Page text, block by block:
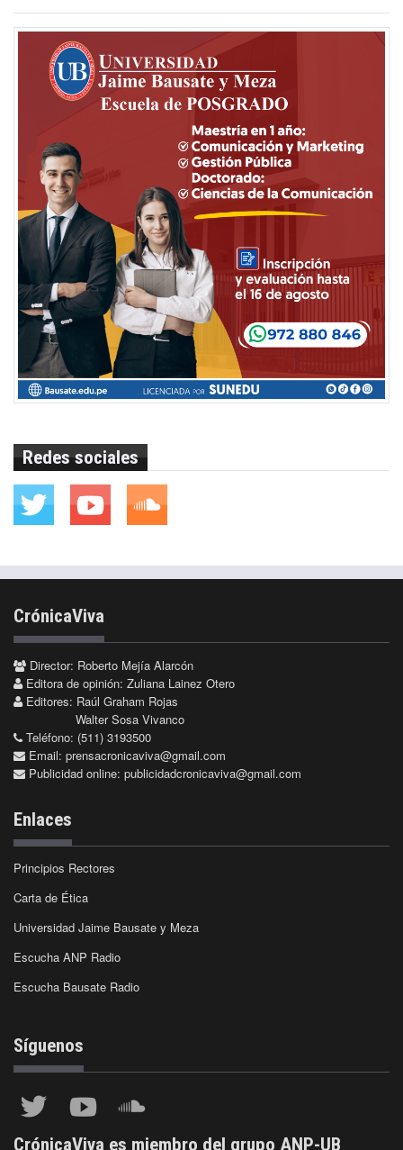
Redes sociales
CrónicaViva
Director: Roberto Mejía Alarcón
Editora de opinión: Zuliana Lainez Otero
Editores: Raúl Graham Rojas
Walter Sosa Vivanco
Teléfono: (511) 3193500
Email: prensacronicaviva@gmail.com
Publicidad online: publicidadcronicaviva@gmail.com
Enlaces
Principios Rectores
Carta de Ética
Universidad Jaime Bausate y Meza
Escucha ANP Radio
Escucha Bausate Radio
Síguenos
CrónicaViva es miembro del grupo ANP-UB